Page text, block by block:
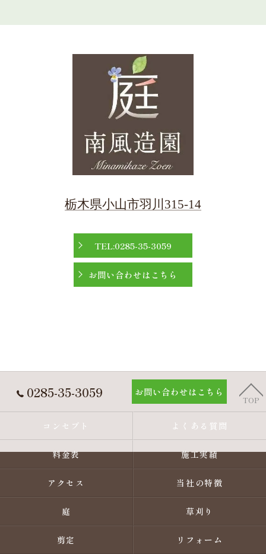
栃木県小山市羽川315-14
TEL:0285-35-3059
お問い合わせはこちら
0285-35-3059 お問い合わせはこちら
TOP
コンセプト よくある質問
料金表 施工実績
アクセス 当社の特徴
庭 草刈り
剪定 リフォーム